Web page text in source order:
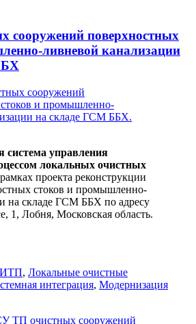
сооружений поверхностных
ливневой канализации
система управления
локальных очистных
проекта реконструкции
стоков и промышленно-
на складе ГСМ ББХ по адресу
1, Лобня, Московская область.
ИТП, Локальные очистные
интеграция, Модернизация
ТП очистных сооружений